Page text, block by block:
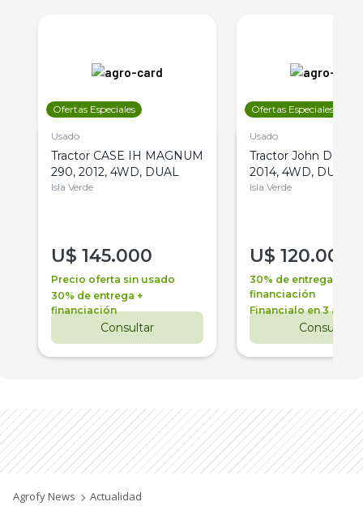
Ofertas Especiales
Usado
Tractor CASE IH MAGNUM
290, 2012, 4WD, DUAL
Isla Verde
U$ 145.000
Precio oferta sin usado
30% de entrega +
financiación
Consultar
Ofertas Especiales
Usado
Tractor John Deere
2014, 4WD, DUAL
Isla Verde
U$ 120.000
30% de entrega +
financiación
Financialo en 3 años
Consultar
Agrofy News Actualidad